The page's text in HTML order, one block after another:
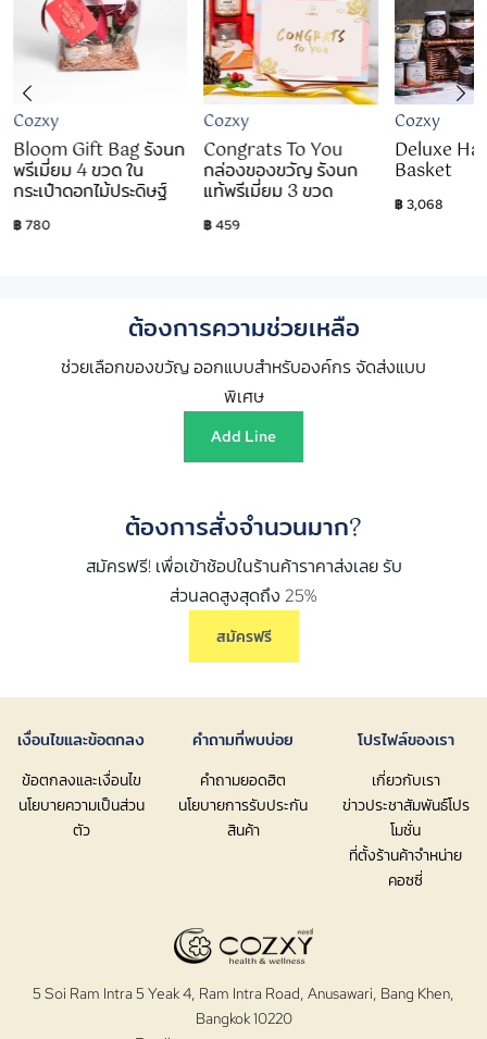
Cozxy
Bloom Gift Bag รังนก
พรีเมี่ยม 4 ขวด ใน
กระเป๋าดอกไม้ประดิษฐ์
฿ 780
Cozxy
Congrats To You
กล่องของขวัญ รังนก
แท้พรีเมี่ยม 3 ขวด
฿ 459
Cozxy
Deluxe
Basket
฿ 3,068
ต้องการความช่วยเหลือ
ช่วยเลือกของขวัญ ออกแบบสำหรับองค์กร จัดส่งแบบ
พิเศษ
Add Line
ต้องการสั่งจำนวนมาก?
สมัครฟรี! เพื่อเข้าช้อปในร้านค้าราคาส่งเลย รับ
ส่วนลดสูงสุดถึง 25%
สมัครฟรี
เงื่อนไขและข้อตกลง
ข้อตกลงและเงื่อนไข
นโยบายความเป็นส่วน
ตัว
คำถามที่พบบ่อย
คำถามยอดฮิต
นโยบายการรับประกัน
สินค้า
โปรไฟล์ของเรา
เกี่ยวกับเรา
ข่าวประชาสัมพันธ์โปร
โมชั่น
ที่ตั้งร้านค้าจำหน่าย
คอซซี่
5 Soi Ram Intra 5 Yeak 4, Ram Intra Road, Anusawari, Bang Khen,
Bangkok 10220